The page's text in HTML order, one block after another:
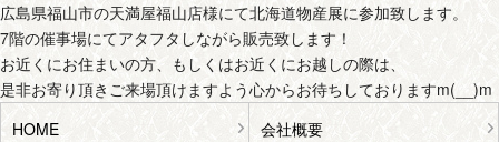
広島県福山市の天満屋福山店様にて北海道物産展に参加致します。
7階の催事場にてアタフタしながら販売致します！
お近くにお住まいの方、もしくはお近くにお越しの際は、
是非お寄り頂きご来場頂けますよう心からお待ちしておりますm(__)m
HOME
会社概要